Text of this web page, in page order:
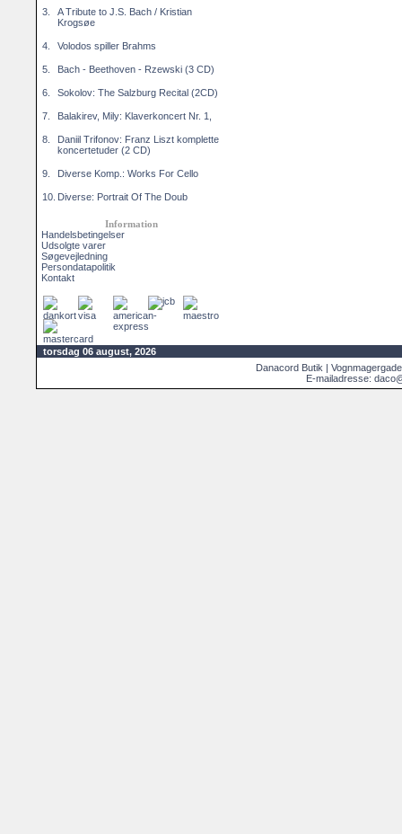
3.
A Tribute to J.S. Bach / Kristian
Krogsøe
4. Volodos spiller Brahms
5. Bach - Beethoven - Rzewski (3 CD)
6. Sokolov: The Salzburg Recital (2CD)
7. Balakirev, Mily: Klaverkoncert Nr. 1,
8.
Daniil Trifonov: Franz Liszt komplette
koncertetuder (2 CD)
9. Diverse Komp.: Works For Cello
10. Diverse: Portrait Of The Doub
Information
Handelsbetingelser
Udsolgte varer
Søgevejledning
Persondatapolitik
Kontakt
torsdag 06 august, 2026
Danacord Butik |
E-mailadresse: